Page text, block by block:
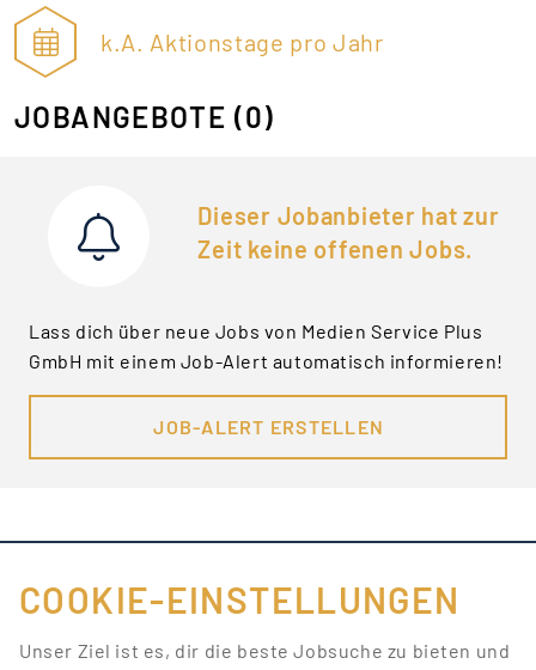
k.A. Aktionstage pro Jahr
JOBANGEBOTE (0)
Dieser Jobanbieter hat zur
Zeit keine offenen Jobs.
Lass dich über neue Jobs von Medien Service Plus
GmbH mit einem Job-Alert automatisch informieren!
JOB-ALERT ERSTELLEN
FÜR JOBANBIETER
COOKIE-EINSTELLUNGEN
Unser Ziel ist es, dir die beste Jobsuche zu bieten und